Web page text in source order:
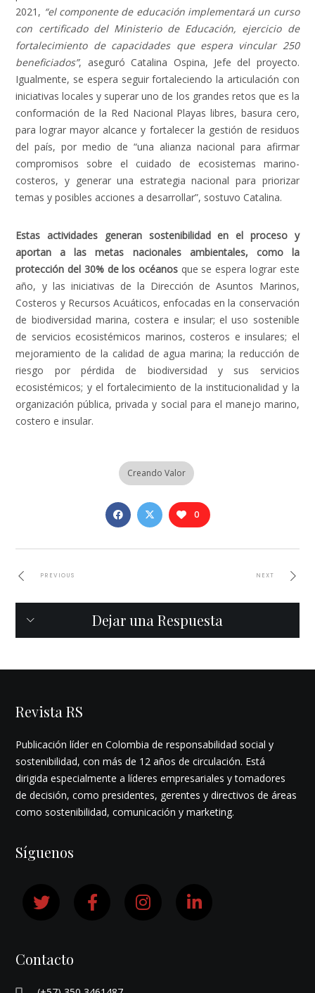
2021, “el componente de educación implementará un curso
con certificado del Ministerio de Educación, ejercicio de
fortalecimiento de capacidades que espera vincular 250
beneficiados”, aseguró Catalina Ospina, Jefe del proyecto.
Igualmente, se espera seguir fortaleciendo la articulación con
iniciativas locales y superar uno de los grandes retos que es la
conformación de la Red Nacional Playas libres, basura cero,
para lograr mayor alcance y fortalecer la gestión de residuos
del país, por medio de “una alianza nacional para afirmar
compromisos sobre el cuidado de ecosistemas marino-
costeros, y generar una estrategia nacional para priorizar
temas y posibles acciones a desarrollar”, sostuvo Catalina.
Estas actividades generan sostenibilidad en el proceso y
aportan a las metas nacionales ambientales, como la
protección del 30% de los océanos que se espera lograr este
año, y las iniciativas de la Dirección de Asuntos Marinos,
Costeros y Recursos Acuáticos, enfocadas en la conservación
de biodiversidad marina, costera e insular; el uso sostenible
de servicios ecosistémicos marinos, costeros e insulares; el
mejoramiento de la calidad de agua marina; la reducción de
riesgo por pérdida de biodiversidad y sus servicios
ecosistémicos; y el fortalecimiento de la institucionalidad y la
organización pública, privada y social para el manejo marino,
costero e insular.
Creando Valor
0
PREVIOUS NEXT
Dejar una Respuesta
Revista RS
Publicación líder en Colombia de responsabilidad social y
sostenibilidad, con más de 12 años de circulación. Está
dirigida especialmente a líderes empresariales y tomadores
de decisión, como presidentes, gerentes y directivos de áreas
como sostenibilidad, comunicación y marketing.
Síguenos
Contacto